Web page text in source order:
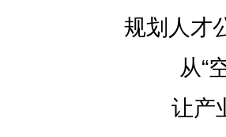
规划人才
从“
让产